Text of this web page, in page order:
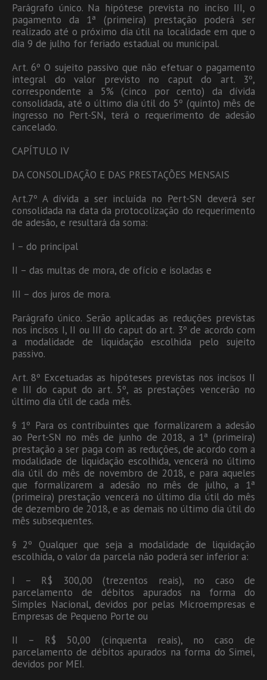
Parágrafo único. Na hipótese prevista no inciso III, o
pagamento da 1ª (primeira) prestação poderá ser
realizado até o próximo dia útil na localidade em que o
dia 9 de julho for feriado estadual ou municipal.
Art. 6º O sujeito passivo que não efetuar o pagamento
integral do valor previsto no caput do art. 3º,
correspondente a 5% (cinco por cento) da dívida
consolidada, até o último dia útil do 5º (quinto) mês de
ingresso no Pert-SN, terá o requerimento de adesão
cancelado.
CAPÍTULO IV
DA CONSOLIDAÇÃO E DAS PRESTAÇÕES MENSAIS
Art.7º A dívida a ser incluída no Pert-SN deverá ser
consolidada na data da protocolização do requerimento
de adesão, e resultará da soma:
I – do principal
II – das multas de mora, de ofício e isoladas e
III – dos juros de mora.
Parágrafo único. Serão aplicadas as reduções previstas
nos incisos I, II ou III do caput do art. 3º de acordo com
a modalidade de liquidação escolhida pelo sujeito
passivo.
Art. 8º Excetuadas as hipóteses previstas nos incisos II
e III do caput do art. 5º, as prestações vencerão no
último dia útil de cada mês.
§ 1º Para os contribuintes que formalizarem a adesão
ao Pert-SN no mês de junho de 2018, a 1ª (primeira)
prestação a ser paga com as reduções, de acordo com a
modalidade de liquidação escolhida, vencerá no último
dia útil do mês de novembro de 2018, e para aqueles
que formalizarem a adesão no mês de julho, a 1ª
(primeira) prestação vencerá no último dia útil do mês
de dezembro de 2018, e as demais no último dia útil do
mês subsequentes.
§ 2º Qualquer que seja a modalidade de liquidação
escolhida, o valor da parcela não poderá ser inferior a:
I – R$ 300,00 (trezentos reais), no caso de
parcelamento de débitos apurados na forma do
Simples Nacional, devidos por pelas Microempresas e
Empresas de Pequeno Porte ou
II – R$ 50,00 (cinquenta reais), no caso de
parcelamento de débitos apurados na forma do Simei,
devidos por MEI.